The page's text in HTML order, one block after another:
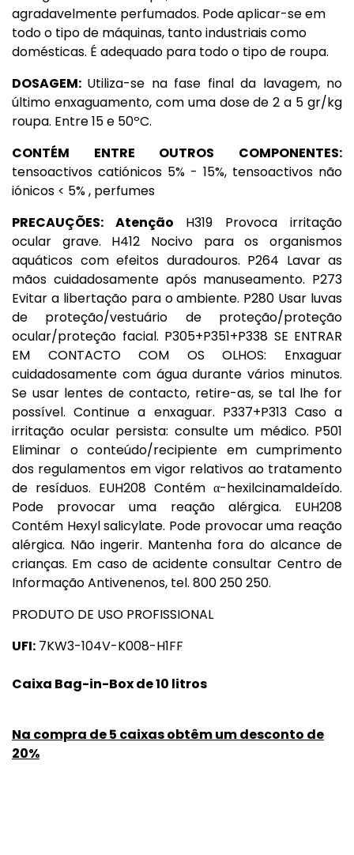
agradavelmente perfumados. Pode aplicar-se em
todo o tipo de máquinas, tanto industriais como
domésticas. É adequado para todo o tipo de roupa.
DOSAGEM: Utiliza-se na fase final da lavagem, no
último enxaguamento, com uma dose de 2 a 5 gr/kg
roupa. Entre 15 e 50ºC.
CONTÉM ENTRE OUTROS COMPONENTES:
tensoactivos catiónicos 5% - 15%, tensoactivos não
iónicos < 5% , perfumes
PRECAUÇÕES: Atenção H319 Provoca irritação
ocular grave. H412 Nocivo para os organismos
aquáticos com efeitos duradouros. P264 Lavar as
mãos cuidadosamente após manuseamento. P273
Evitar a libertação para o ambiente. P280 Usar luvas
de proteção/vestuário de proteção/proteção
ocular/proteção facial. P305+P351+P338 SE ENTRAR
EM CONTACTO COM OS OLHOS: Enxaguar
cuidadosamente com água durante vários minutos.
Se usar lentes de contacto, retire-as, se tal lhe for
possível. Continue a enxaguar. P337+P313 Caso a
irritação ocular persista: consulte um médico. P501
Eliminar o conteúdo/recipiente em cumprimento
dos regulamentos em vigor relativos ao tratamento
de resíduos. EUH208 Contém α-hexilcinamaldeído.
Pode provocar uma reação alérgica. EUH208
Contém Hexyl salicylate. Pode provocar uma reação
alérgica. Não ingerir. Mantenha fora do alcance de
crianças. Em caso de acidente consultar Centro de
Informação Antivenenos, tel. 800 250 250.
PRODUTO DE USO PROFISSIONAL
UFI: 7KW3-104V-K008-H1FF
Caixa Bag-in-Box de 10 litros
Na compra de 5 caixas obtêm um desconto de
20%